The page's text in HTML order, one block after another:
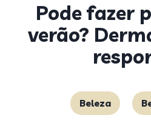
Pode fazer
verão?
Beleza